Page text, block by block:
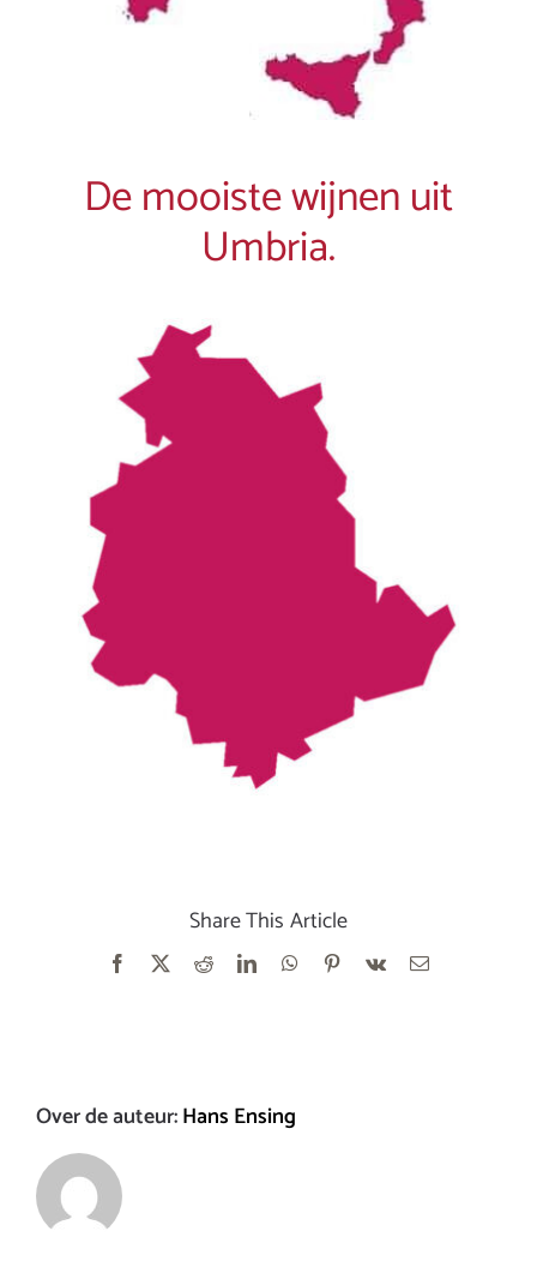
De mooiste wijnen uit
Umbria.
Share This Article
Facebook RedditLinkedInWhatsApp
Pinterest
Vk
E-
Over de auteur:Hans Ensing